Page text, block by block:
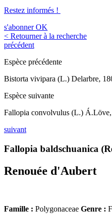
Restez informés !
s'abonner OK
< Retourner à la recherche
précédent
Espèce précédente
Bistorta vivipara (L.) Delarbre,
Espèce suivante
Fallopia convolvulus (L.)
suivant
Fallopia baldschuanica
Renouée d'Aubert
Famille : Polygonaceae Genre :